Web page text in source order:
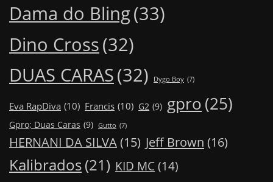
Dama do Bling(33)
Dino Cross(32)
DUAS CARAS(32) Dygo Boy (7)
Eva RapDiva (10) Francis (10) G2 (9) gpro(25)
Gpro; Duas Caras (9) Gutto (7)
HERNANI DA SILVA(15) Jeff Brown (16)
Kalibrados(21) KID MC (14)